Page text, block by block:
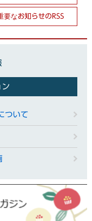
要なお知らせのRSS
ン
ついて